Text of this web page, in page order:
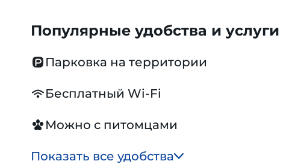
Популярные удобства и услуги
Парковка на территории
Бесплатный Wi-Fi
Можно с питомцами
Показать все удобства